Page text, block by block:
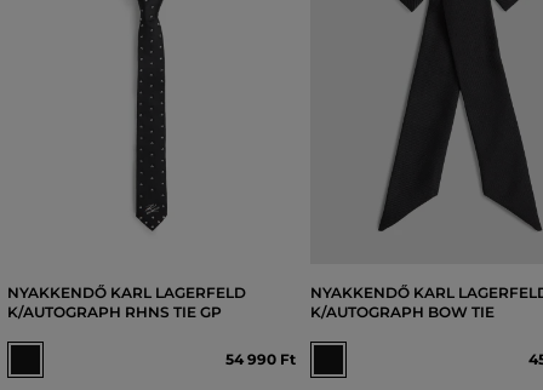
NYAKKENDŐ KARL LAGERFELD
K/AUTOGRAPH RHNS TIE GP
54 990 Ft
NYAKKENDŐ KARL
K/AUTOGRAPH BOW TIE